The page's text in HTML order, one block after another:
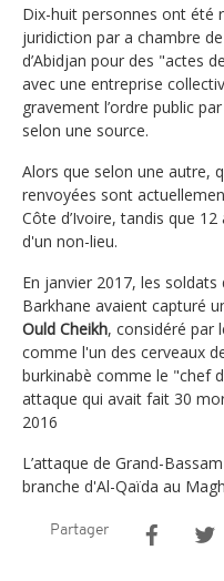
Dix-huit personnes ont été
juridiction par a chambre
d’Abidjan pour des "actes
avec une entreprise
gravement l’ordre public
selon une source.
Alors que selon une autre,
renvoyées sont
Côte d’Ivoire, tandis que
d'un non-lieu.
En janvier 2017, les
Barkhane avaient capturé
Ould Cheikh, considéré par
comme l'un des cerveaux
burkinabè comme le "chef
attaque qui avait fait 30
2016
L’attaque de Grand-
branche d'Al-Qaïda au
Partager